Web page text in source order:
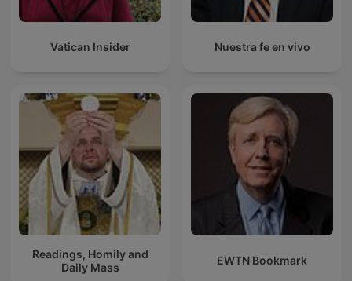
Vatican Insider Nuestra fe en vivo
Readings, Homily and
Daily Mass
EWTN Bookmark